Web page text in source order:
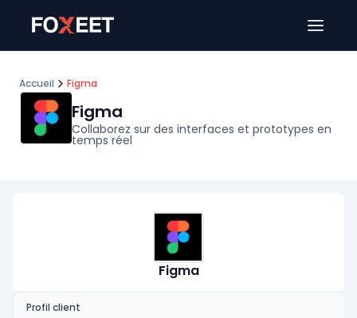
Accueil Figma
Figma
Collaborez sur des interfaces et prototypes en
temps réel
Figma
Profil client